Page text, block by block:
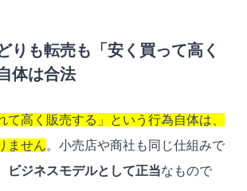
りも転売も「安く買って高く
体は合法
て高く販売する」という行為自体は、
ません。小売店や商社も同じ仕組みで
ビジネスモデルとして正当なもので